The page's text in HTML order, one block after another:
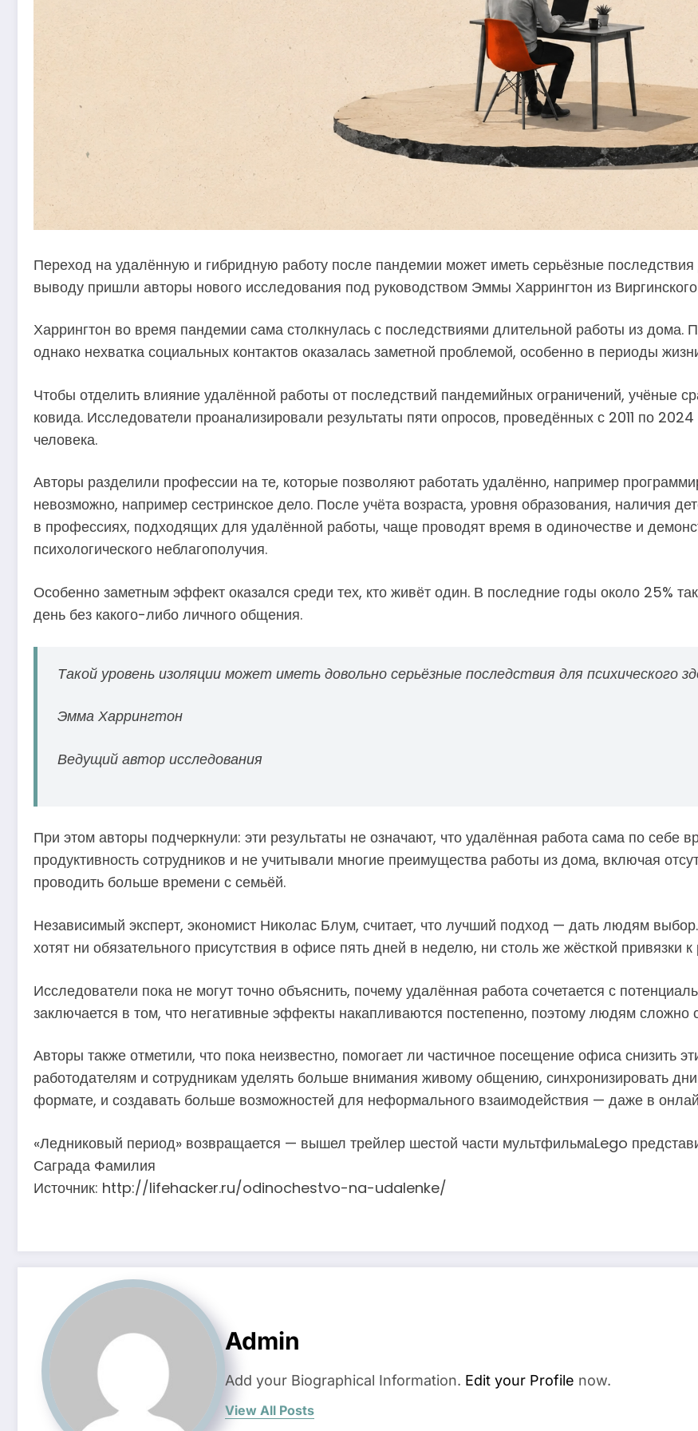
Переход на удалённую и гибридную работу после пандемии может иметь серьёзные последствия
выводу пришли авторы нового исследования под руководством Эммы Харрингтон из Виргинского
Харрингтон во время пандемии сама столкнулась с последствиями длительной работы из дома.
однако нехватка социальных контактов оказалась заметной проблемой, особенно в периоды
Чтобы отделить влияние удалённой работы от последствий пандемийных ограничений, учёные
ковида. Исследователи проанализировали результаты пяти опросов, проведённых с 2011 по
человека.
Авторы разделили профессии на те, которые позволяют работать удалённо, например
невозможно, например сестринское дело. После учёта возраста, уровня образования, наличия
в профессиях, подходящих для удалённой работы, чаще проводят время в одиночестве и
психологического неблагополучия.
Особенно заметным эффект оказался среди тех, кто живёт один. В последние годы около 25%
день без какого-либо личного общения.
Такой уровень изоляции может иметь довольно серьёзные последствия для психического
Эмма Харрингтон
Ведущий автор исследования
При этом авторы подчеркнули: эти результаты не означают, что удалённая работа сама по себе
продуктивность сотрудников и не учитывали многие преимущества работы из дома, включая
проводить больше времени с семьёй.
Независимый эксперт, экономист Николас Блум, считает, что лучший подход — дать людям
хотят ни обязательного присутствия в офисе пять дней в неделю, ни столь же жёсткой привязки
Исследователи пока не могут точно объяснить, почему удалённая работа сочетается с
заключается в том, что негативные эффекты накапливаются постепенно, поэтому людям
Авторы также отметили, что пока неизвестно, помогает ли частичное посещение офиса снизить
работодателям и сотрудникам уделять больше внимания живому общению, синхронизировать
формате, и создавать больше возможностей для неформального взаимодействия — даже в
«Ледниковый период» возвращается — вышел трейлер шестой части мультфильмаLego
Саграда Фамилия
Источник: http://lifehacker.ru/odinochestvo-na-udalenke/
Admin
Add your Biographical Information. Edit your Profile now.
View All Posts